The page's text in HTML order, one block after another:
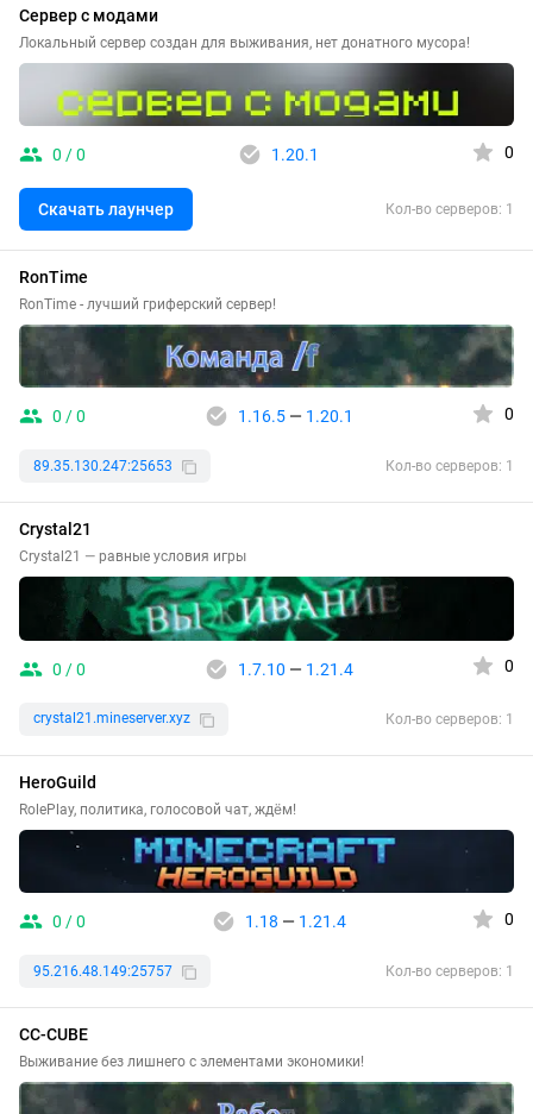
Сервер с модами
Локальный сервер создан для выживания, нет донатного мусора!
0 / 0 1.20.1 0
Скачать лаунчер Кол-во серверов: 1
RonTime
RonTime - лучший гриферский сервер!
0 / 0 1.16.5— 1.20.1 0
89.35.130.247:25653 Кол-во серверов: 1
Crystal21
Crystal21 — равные условия игры
0 / 0 1.7.10 — 1.21.4 0
crystal21.mineserver.xyz Кол-во серверов: 1
HeroGuild
RolePlay, политика, голосовой чат, ждём!
0 / 0 1.18 — 1.21.4 0
95.216.48.149:25757 Кол-во серверов: 1
CC-CUBE
Выживание без лишнего с элементами экономики!